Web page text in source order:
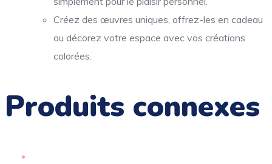
Créez des œuvres uniques, offrez-les en cadeau
ou décorez votre espace avec vos créations
colorées.
Produits connexes